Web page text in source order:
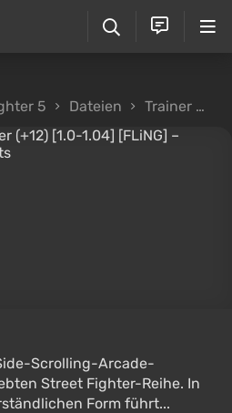
5 Dateien Trainer
Scrolling-Arcade-
Street Fighter-Reihe. In
Form führt...